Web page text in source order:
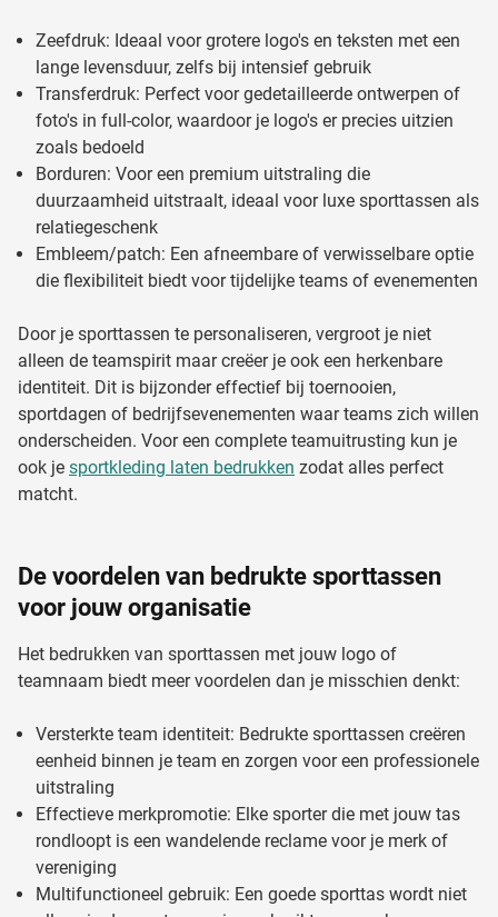
Zeefdruk: Ideaal voor grotere logo's en teksten met een
lange levensduur, zelfs bij intensief gebruik
Transferdruk: Perfect voor gedetailleerde ontwerpen of
foto's in full-color, waardoor je logo's er precies uitzien
zoals bedoeld
Borduren: Voor een premium uitstraling die
duurzaamheid uitstraalt, ideaal voor luxe sporttassen als
relatiegeschenk
Embleem/patch: Een afneembare of verwisselbare optie
die flexibiliteit biedt voor tijdelijke teams of evenementen
Door je sporttassen te personaliseren, vergroot je niet
alleen de teamspirit maar creëer je ook een herkenbare
identiteit. Dit is bijzonder effectief bij toernooien,
sportdagen of bedrijfsevenementen waar teams zich willen
onderscheiden. Voor een complete teamuitrusting kun je
ook je sportkleding laten bedrukken zodat alles perfect
matcht.
De voordelen van bedrukte sporttassen
voor jouw organisatie
Het bedrukken van sporttassen met jouw logo of
teamnaam biedt meer voordelen dan je misschien denkt:
Versterkte team identiteit: Bedrukte sporttassen creëren
eenheid binnen je team en zorgen voor een professionele
uitstraling
Effectieve merkpromotie: Elke sporter die met jouw tas
rondloopt is een wandelende reclame voor je merk of
vereniging
Multifunctioneel gebruik: Een goede sporttas wordt niet